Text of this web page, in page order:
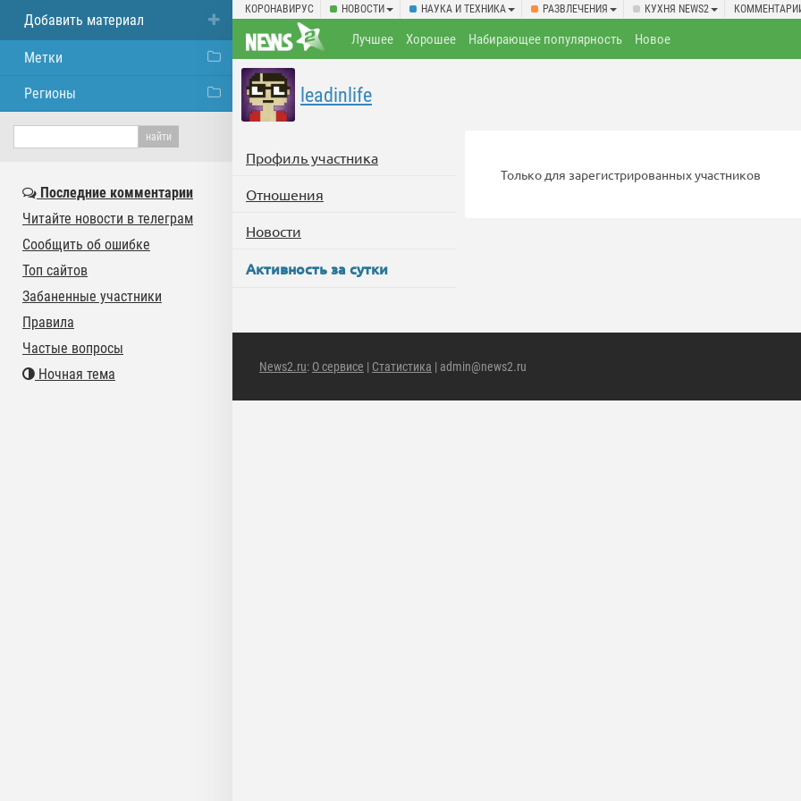
КОРОНАВИРУС НОВОСТИ НАУКА И ТЕХНИКА РАЗВЛЕЧЕНИЯ КУХНЯ NEWS2
Лучшее Хорошее Набирающее популярность Новое
leadinlife
Профиль участника
Отношения
Новости
Активность за сутки
Только для зарегистрированных участников
News2.ru: О сервисе | Статистика | admin@news2.ru
Добавить материал
Метки
Регионы
Последние комментарии
Читайте новости в телеграм
Сообщить об ошибке
Топ сайтов
Забаненные участники
Правила
Частые вопросы
Ночная тема